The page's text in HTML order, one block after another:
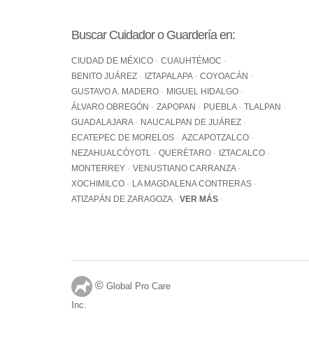
Buscar Cuidador o Guardería en:
CIUDAD DE MÉXICO
CUAUHTÉMOC
BENITO JUÁREZ
IZTAPALAPA
COYOACÁN
GUSTAVO A. MADERO
MIGUEL HIDALGO
ÁLVARO OBREGÓN
ZAPOPAN PUEBLA
TLALPAN
GUADALAJARA
NAUCALPAN DE JUÁREZ
ECATEPEC DE MORELOS
AZCAPOTZALCO
NEZAHUALCÓYOTL
QUERÉTARO
IZTACALCO
MONTERREY
VENUSTIANO CARRANZA
XOCHIMILCO
LA MAGDALENA CONTRERAS
ATIZAPÁN DE ZARAGOZA
VER MÁS
© Global Pro Care
Inc.